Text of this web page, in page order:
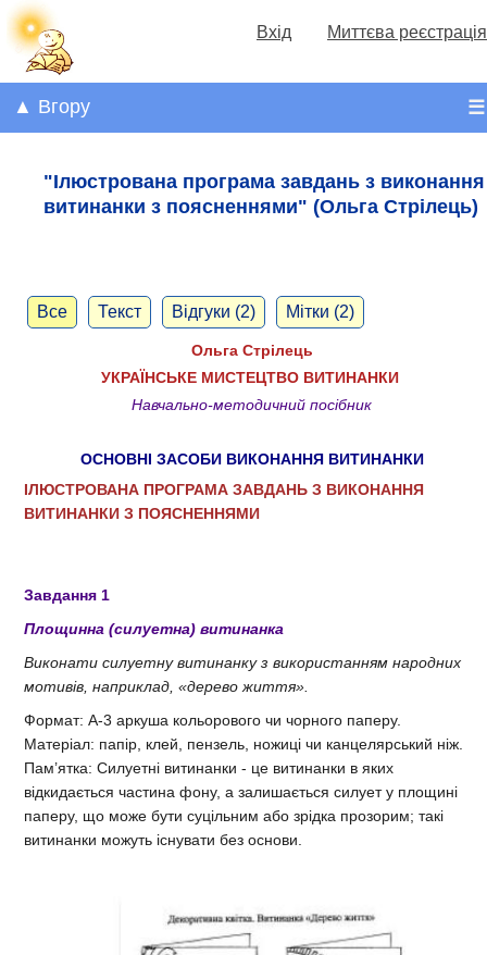
Вхід Миттєва реєстрація
☰
▲ Вгору
"Ілюстрована програма завдань з виконання
витинанки з поясненнями" (Ольга Стрілець)
Все Текст Відгуки (2) Мітки (2)
Ольга Стрілець
УКРАЇНСЬКЕ МИСТЕЦТВО ВИТИНАНКИ
Навчально-методичний посібник
ОСНОВНІ ЗАСОБИ ВИКОНАННЯ ВИТИНАНКИ
ІЛЮСТРОВАНА ПРОГРАМА ЗАВДАНЬ З ВИКОНАННЯ
ВИТИНАНКИ З ПОЯСНЕННЯМИ
Завдання 1
Площинна (силуетна) витинанка
Виконати силуетну витинанку з використанням народних
мотивів, наприклад, «дерево життя».
Формат: А-3 аркуша кольорового чи чорного паперу.
Матеріал: папір, клей, пензель, ножиці чи канцелярський ніж.
Пам’ятка: Силуетні витинанки - це витинанки в яких
відкидається частина фону, а залишається силует у площині
паперу, що може бути суцільним або зрідка прозорим; такі
витинанки можуть існувати без основи.